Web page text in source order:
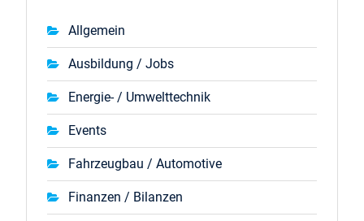
Allgemein
Ausbildung / Jobs
Energie- / Umwelttechnik
Events
Fahrzeugbau / Automotive
Finanzen / Bilanzen